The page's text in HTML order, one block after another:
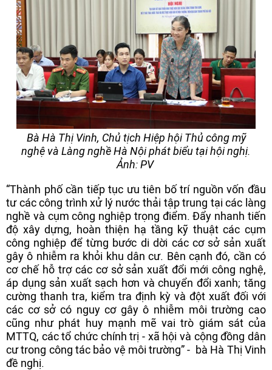
Bà Hà Thị Vinh, Chủ tịch Hiệp hội Thủ công mỹ
nghệ và Làng nghề Hà Nội phát biểu tại hội nghị.
Ảnh: PV
“Thành phố cần tiếp tục ưu tiên bố trí nguồn vốn đầu
tư các công trình xử lý nước thải tập trung tại các làng
nghề và cụm công nghiệp trọng điểm. Đẩy nhanh tiến
độ xây dựng, hoàn thiện hạ tầng kỹ thuật các cụm
công nghiệp để từng bước di dời các cơ sở sản xuất
gây ô nhiễm ra khỏi khu dân cư. Bên cạnh đó, cần có
cơ chế hỗ trợ các cơ sở sản xuất đổi mới công nghệ,
áp dụng sản xuất sạch hơn và chuyển đổi xanh; tăng
cường thanh tra, kiểm tra định kỳ và đột xuất đối với
các cơ sở có nguy cơ gây ô nhiễm môi trường cao
cũng như phát huy mạnh mẽ vai trò giám sát của
MTTQ, các tổ chức chính trị - xã hội và cộng đồng dân
cư trong công tác bảo vệ môi trường” - bà Hà Thị Vinh
đề nghị.